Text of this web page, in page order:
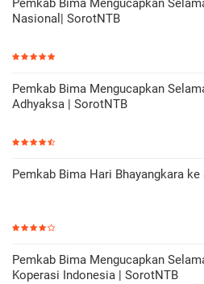
Pemkab Bima Mengucapkan
Nasional| SorotNTB
Pemkab Bima Mengucapkan
Adhyaksa | SorotNTB
Pemkab Bima Hari Bhayangkara ke
Pemkab Bima Mengucapkan
Koperasi Indonesia | SorotNTB